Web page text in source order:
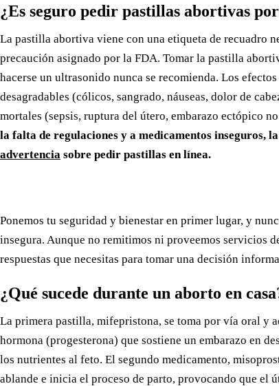
¿Es seguro pedir pastillas abortivas
La pastilla abortiva viene con una etiqueta de recuadro
precaución asignado por la FDA. Tomar la pastilla
hacerse un ultrasonido nunca se recomienda. Los
desagradables (cólicos, sangrado, náuseas, dolor de
mortales (sepsis, ruptura del útero, embarazo ectópico
la falta de regulaciones y a medicamentos inseguros,
advertencia sobre pedir pastillas en línea.
Ponemos tu seguridad y bienestar en primer lugar, y
insegura. Aunque no remitimos ni proveemos servicios
respuestas que necesitas para tomar una decisión
¿Qué sucede durante un aborto en
La primera pastilla, mifepristona, se toma por vía oral y
hormona (progesterona) que sostiene un embarazo en
los nutrientes al feto. El segundo medicamento,
ablande e inicia el proceso de parto, provocando que el